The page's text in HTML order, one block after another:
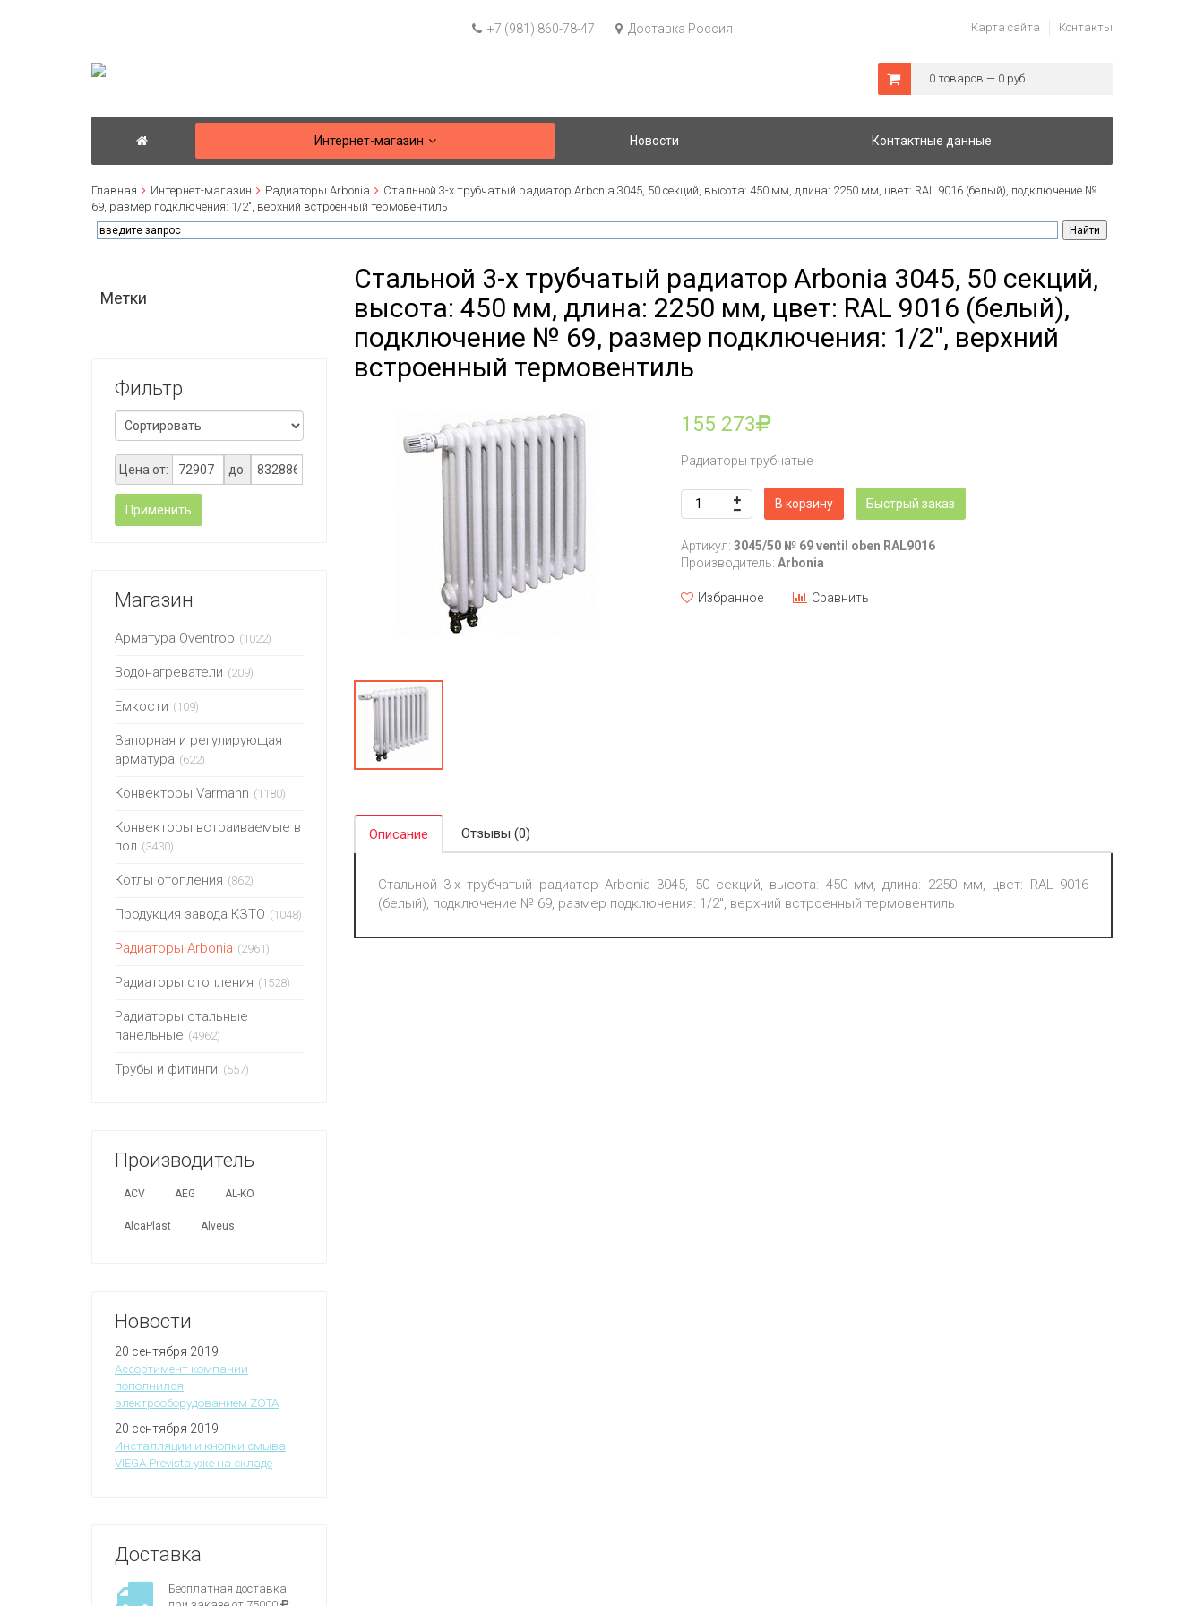
+7 (981) 860-78-47 Доставка Россия Карта сайта Контакты
0 товаров — 0 руб.
Интернет-магазин Новости Контактные данные
Главная Интернет-магазин Радиаторы Arbonia
Стальной 3-х трубчатый радиатор Arbonia 3045, 50 секций, высота: 450 мм, длина: 2250 мм, цвет: RAL 9016 (белый), подключение №
69, размер подключения: 1/2", верхний встроенный термовентиль
Метки
Фильтр
Цена от: до:
Применить
Магазин
Арматура Oventrop (1022)
Водонагреватели (209)
Емкости (109)
Запорная и регулирующая
арматура (622)
Конвекторы Varmann (1180)
Конвекторы встраиваемые в
пол (3430)
Котлы отопления (862)
Продукция завода КЗТО (1048)
Радиаторы Arbonia (2961)
Радиаторы отопления (1528)
Радиаторы стальные
панельные (4962)
Трубы и фитинги (557)
Производитель
ACV AEG AL-KO
AlcaPlast Alveus
Новости
20 сентября 2019
Ассортимент компании
пополнился
электрооборудованием ZOTA
20 сентября 2019
Инсталляции и кнопки смыва
VIEGA Prevista уже на складе
Доставка
Бесплатная доставка
Стальной 3-х трубчатый радиатор Arbonia 3045, 50 секций,
высота: 450 мм, длина: 2250 мм, цвет: RAL 9016 (белый),
подключение № 69, размер подключения: 1/2", верхний
встроенный термовентиль
155 273
Радиаторы трубчатые
В корзину Быстрый заказ
Артикул:3045/50 № 69 ventil oben RAL9016
Производитель:Arbonia
Избранное Сравнить
Описание Отзывы (0)
Стальной 3-х трубчатый радиатор Arbonia 3045, 50 секций, высота: 450 мм, длина: 2250 мм, цвет: RAL 9016
(белый), подключение № 69, размер подключения: 1/2", верхний встроенный термовентиль